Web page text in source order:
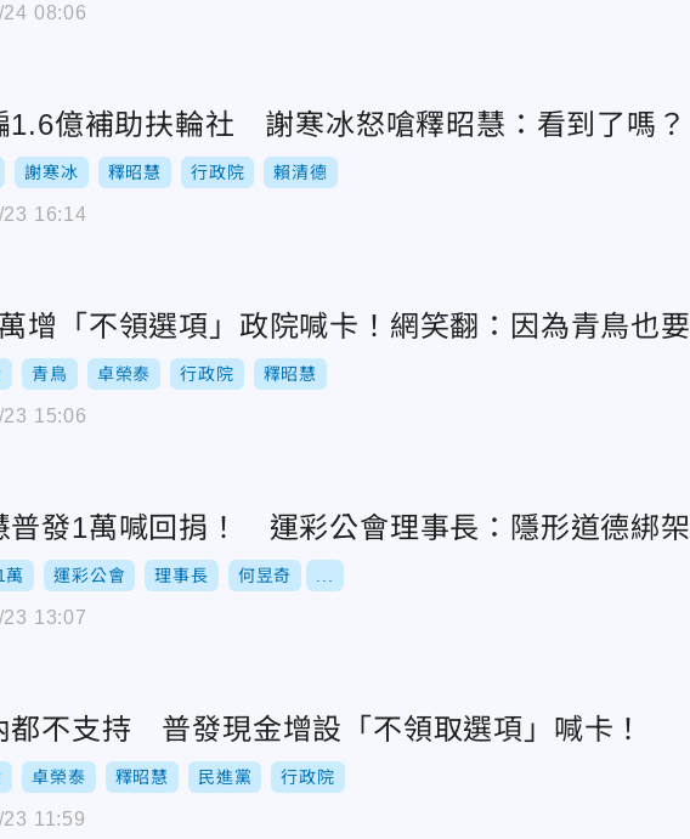
08:06
1.6億補助扶輪社 謝寒冰怒嗆釋昭慧：看到了嗎？
謝寒冰 釋昭慧 行政院 賴清德
16:14
增「不領選項」政院喊卡！網笑翻：因為青鳥也
青鳥 卓榮泰 行政院 釋昭慧
15:06
普發1萬喊回捐！ 運彩公會理事長：隱形道德綁架
萬 運彩公會 理事長 何昱奇
13:07
都不支持 普發現金增設「不領取選項」喊卡！
卓榮泰 釋昭慧 民進黨 行政院
11:59